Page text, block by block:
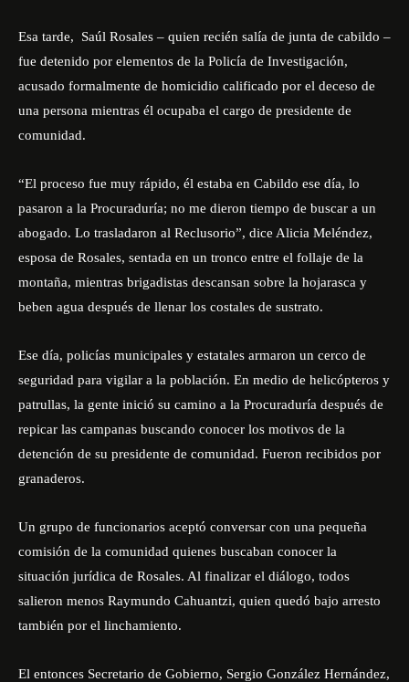
Esa tarde, Saúl Rosales – quien recién salía de junta de cabildo –
fue detenido por elementos de la Policía de Investigación,
acusado formalmente de homicidio calificado por el deceso de
una persona mientras él ocupaba el cargo de presidente de
comunidad.
“El proceso fue muy rápido, él estaba en Cabildo ese día, lo
pasaron a la Procuraduría; no me dieron tiempo de buscar a un
abogado. Lo trasladaron al Reclusorio”, dice Alicia Meléndez,
esposa de Rosales, sentada en un tronco entre el follaje de la
montaña, mientras brigadistas descansan sobre la hojarasca y
beben agua después de llenar los costales de sustrato.
Ese día, policías municipales y estatales armaron un cerco de
seguridad para vigilar a la población. En medio de helicópteros y
patrullas, la gente inició su camino a la Procuraduría después de
repicar las campanas buscando conocer los motivos de la
detención de su presidente de comunidad. Fueron recibidos por
granaderos.
Un grupo de funcionarios aceptó conversar con una pequeña
comisión de la comunidad quienes buscaban conocer la
situación jurídica de Rosales. Al finalizar el diálogo, todos
salieron menos Raymundo Cahuantzi, quien quedó bajo arresto
también por el linchamiento.
El entonces Secretario de Gobierno, Sergio González Hernández,